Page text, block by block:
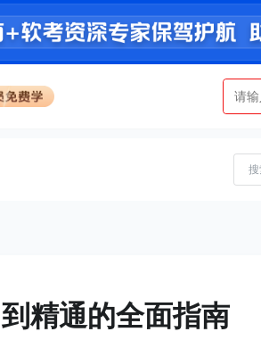
精通的全面指南